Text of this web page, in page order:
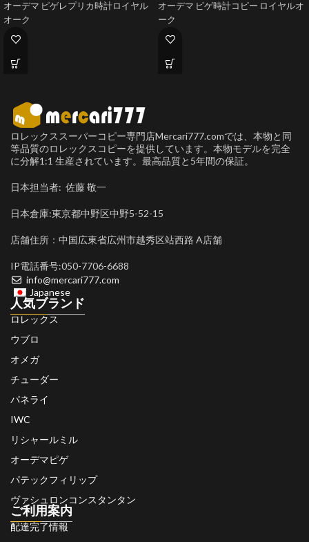
オーデマ ピゲレプリカ時計ロイヤル
オーク
オーデマ ピゲ時計コピー ロイヤルオ
ーク
ロレックススーパーコピー専門店Mercari777.comでは、本物と同
等品質のロレックスコピーを提供しています。本物モデルを完全
に分解1:1 生産されています。最高品質と5年間の保証。
日本担当者: 佐藤 敬一
日本倉庫:東京都中野区中野5-52-15
店舗住所：中国広東省広州市越秀区站西路 A店舗
IP電話番号:050-7706-6688
info@mercari777.com
Japanese
人気ブランド
ロレックス
ウブロ
オメガ
チューダー
パネライ
IWC
リシャールミル
オーデマピゲ
パテックフィリップ
ヴァシュロンコンスタンタン
ご利用案内
配達完了情報